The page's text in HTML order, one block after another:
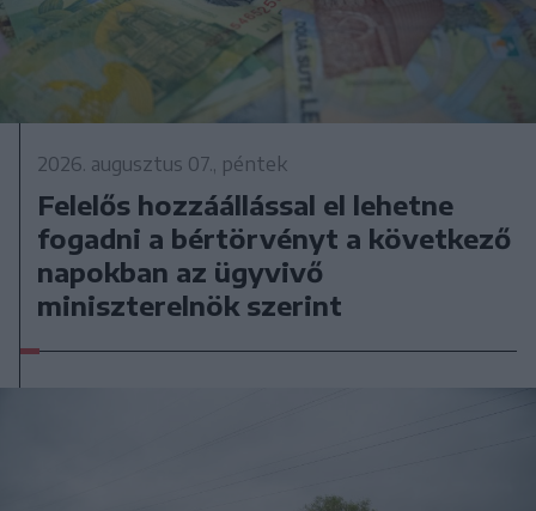
2026. augusztus 07., péntek
Felelős hozzáállással el lehetne
fogadni a bértörvényt a következő
napokban az ügyvivő
miniszterelnök szerint